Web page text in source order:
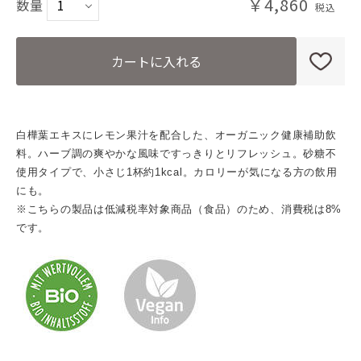
数量
カートに入れる
白樺葉エキスにレモン果汁を配合した、オーガニック健康補助飲
料。ハーブ調の爽やかな風味ですっきりとリフレッシュ。砂糖不
使用タイプで、小さじ1杯約1kcal。カロリーが気になる方の飲用
にも。
※こちらの製品は低減税率対象商品（食品）のため、消費税は8%
です。